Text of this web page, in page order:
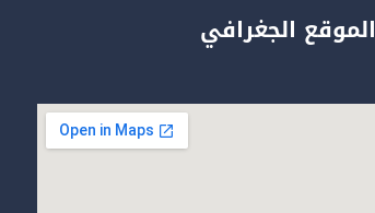
الموقع الجغرافي